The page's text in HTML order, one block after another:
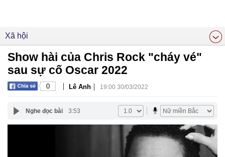
Xã hội
Show hài của Chris Rock "cháy vé"
sau sự cố Oscar 2022
0 | Lê Anh | 19:00 30/03/2022
Nghe đọc bài 3:53